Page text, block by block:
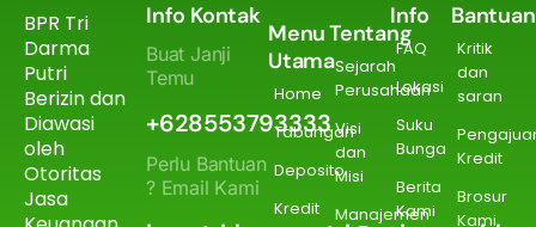
BPR Tri
Darma
Putri
Berizin dan
Diawasi
oleh
Otoritas
Jasa
Info Kontak
Buat Janji
Temu
+628553793333
Perlu Bantuan
? Email Kami
Menu
Utama
Home
Tabungan
Deposito
Kredit
Tentang
Sejarah
Perusahaan
Visi
dan
Misi
Manajemen
Info
FAQ
Lokasi
Suku
Bunga
Berita
Kami
Bantuan
Kritik
dan
saran
Kredit
Brosur
Kami